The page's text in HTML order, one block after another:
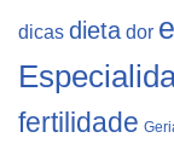
dicas dieta dor
fertilidade